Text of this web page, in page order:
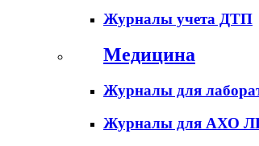
Журналы учета ДТП
Медицина
Журналы для
Журналы для АХО